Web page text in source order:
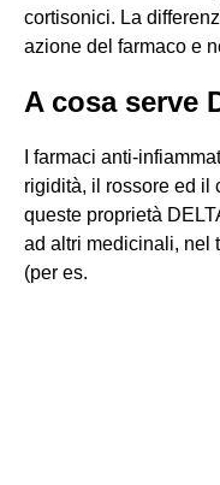
cortisonici. La
azione del farmaco e
A cosa serve
I farmaci anti-
rigidità, il rossore ed il
queste proprietà
ad altri medicinali, nel
(per es.